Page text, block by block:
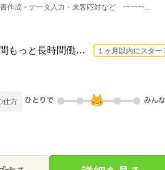
作成・データ入力・来客応対など ーーー...
長期 2026/9/1〜 / ●9：00～17：00休憩60分実働7時間もっと長時間働きたい！という方... １ヶ月以内にスター
仕方